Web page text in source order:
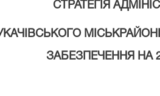
СТРАТЕГ ІЯ
ЗАБЕЗПЕЧЕННЯ НА